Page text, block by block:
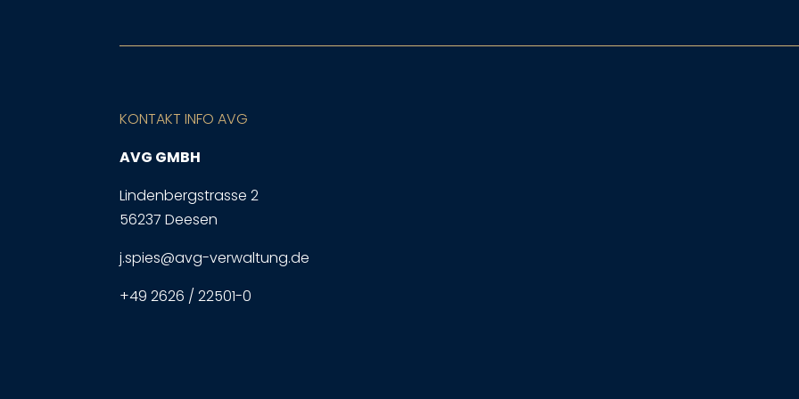
KONTAKT INFO AVG
AVG GMBH
Lindenbergstrasse 2
56237 Deesen
j.spies@avg-verwaltung.de
+49 2626 / 22501-0